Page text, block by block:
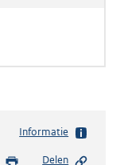
Informatie
Delen